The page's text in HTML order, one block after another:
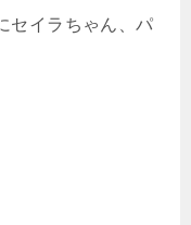
セイラちゃん、パ